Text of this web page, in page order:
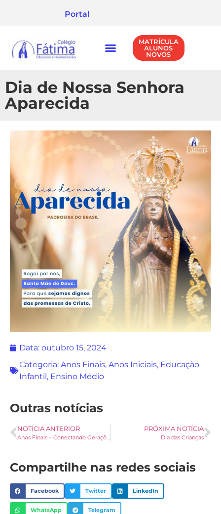
Portal
MATRÍCULA
ALUNOS
NOVOS
Dia de Nossa Senhora
Aparecida
Data: outubro 15, 2024
Categoria: Anos Finais, Anos Iniciais, Educação
Infantil, Ensino Médio
Outras notícias
NOTÍCIA ANTERIOR
Anos Finais – Conectando Gerações
PRÓXIMA NOTÍCIA
Dia das Crianças
Compartilhe nas redes sociais
Facebook Twitter LinkedIn
WhatsApp Telegram